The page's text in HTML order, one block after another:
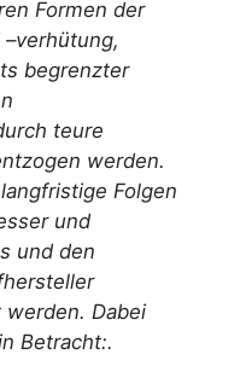
Formen der
begrenzter
teure
werden.
Folgen
und
und den
Dabei
Betracht:.